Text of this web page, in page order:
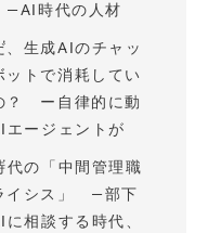
時代の人材
、生成AIのチャッ
ットで消耗してい
？ ー自律的に動
エージェントが
代の「中間管理職
イシス」 —部下
に相談する時代、